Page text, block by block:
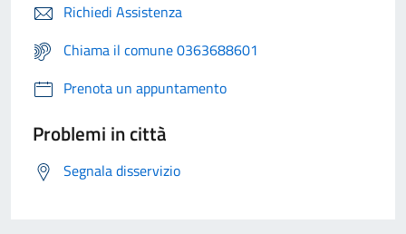
Richiedi Assistenza
Chiama il comune 0363688601
Prenota un appuntamento
Problemi in città
Segnala disservizio